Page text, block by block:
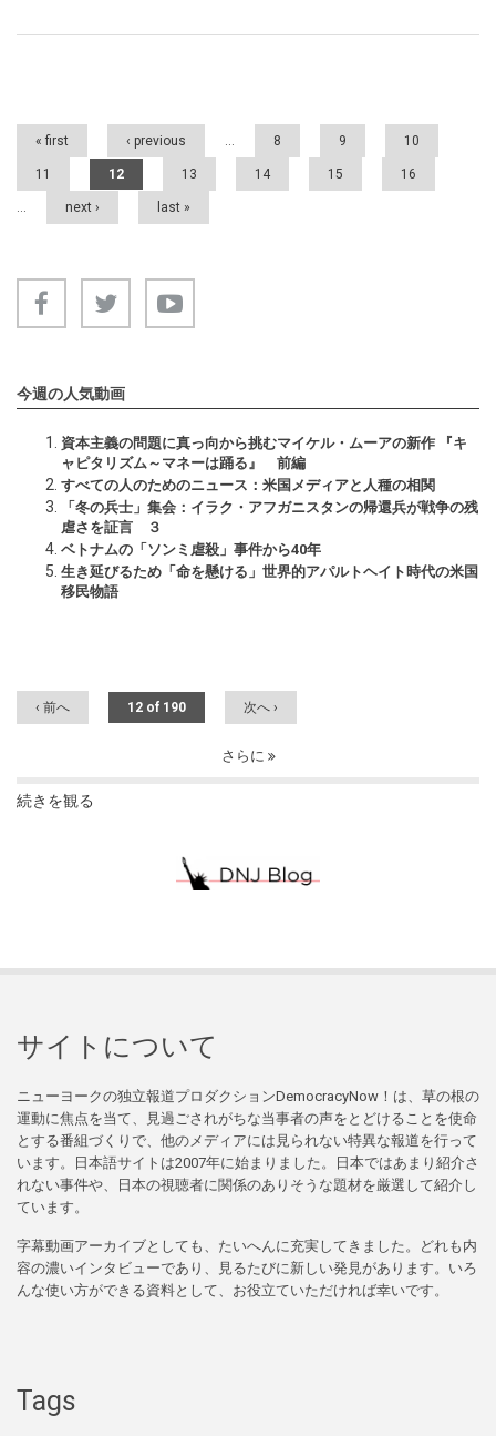
Pages
« first ‹ previous … 8 9 10
11 12 13 14 15 16
… next › last »
今週の人気動画
資本主義の問題に真っ向から挑むマイケル・ムーアの新作 『キ
ャピタリズム～マネーは踊る』 前編
すべての人のためのニュース：米国メディアと人種の相関
「冬の兵士」集会：イラク・アフガニスタンの帰還兵が戦争の残
虐さを証言 ３
ベトナムの「ソンミ虐殺」事件から40年
生き延びるため「命を懸ける」世界的アパルトヘイト時代の米国
移民物語
‹ 前へ 12 of 190 次へ ›
さらに
続きを観る
サイトについて
ニューヨークの独立報道プロダクションDemocracyNow！は、草の根の
運動に焦点を当て、見過ごされがちな当事者の声をとどけることを使命
とする番組づくりで、他のメディアには見られない特異な報道を行って
います。日本語サイトは2007年に始まりました。日本ではあまり紹介さ
れない事件や、日本の視聴者に関係のありそうな題材を厳選して紹介し
ています。
字幕動画アーカイブとしても、たいへんに充実してきました。どれも内
容の濃いインタビューであり、見るたびに新しい発見があります。いろ
んな使い方ができる資料として、お役立ていただければ幸いです。
Tags